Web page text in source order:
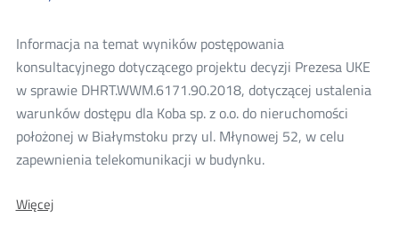
Kinga
Wolska,
Marta
Wykpisz
Informacja na temat wyników postępowania
konsultacyjnego dotyczącego projektu decyzji Prezesa UKE
w sprawie DHRT.WWM.6171.90.2018, dotyczącej ustalenia
warunków dostępu dla Koba sp. z o.o. do nieruchomości
położonej w Białymstoku przy ul. Młynowej 52, w celu
zapewnienia telekomunikacji w budynku.
WięcejO: